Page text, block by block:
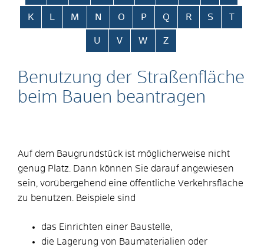
K L M N O P Q R S T
U V W Z
Benutzung der Straßenfläche
beim Bauen beantragen
Auf dem Baugrundstück ist möglicherweise nicht
genug Platz. Dann können Sie darauf angewiesen
sein, vorübergehend eine öffentliche Verkehrsfläche
zu benutzen. Beispiele sind
das Einrichten einer Baustelle,
die Lagerung von Baumaterialien oder